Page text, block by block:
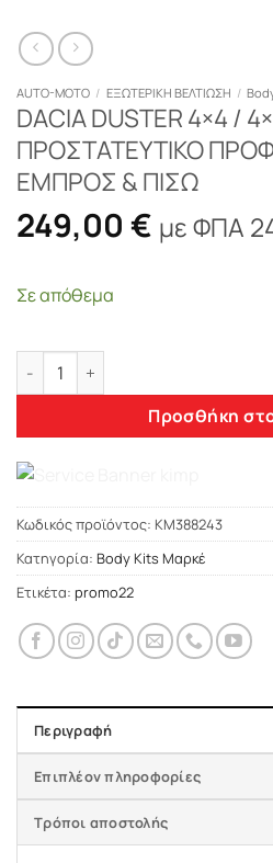
AUTO-MOTO / ΕΞΩΤΕΡΙΚΗ ΒΕΛΤΙΩΣΗ /
DACIA DUSTER 4×4 /
ΠΡΟΣΤΑΤΕΥΤΙΚΟ
ΕΜΠΡΟΣ & ΠΙΣΩ
249,00 € με ΦΠΑ
Σε απόθεμα
DACIA DUSTER 4x4 / 4x2
Προσθήκη
Κωδικός προϊόντος: KM388243
Κατηγορία: Body Kits Μαρκέ
Ετικέτα: promo22
Περιγραφή
Επιπλέον πληροφορίες
Τρόποι αποστολής